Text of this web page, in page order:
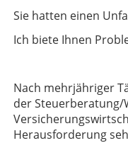
Sie hatten einen
Ich biete Ihnen
Nach mehrjähriger
der
Herausforderung